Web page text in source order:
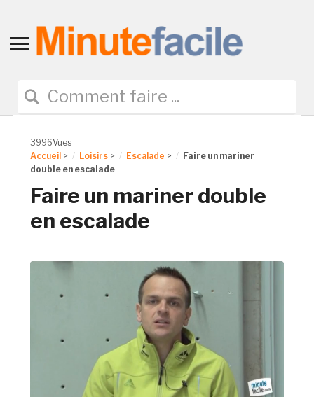
Toggle
navigation
3996Vues
Accueil > Loisirs > Escalade >
Faire un mariner
double en escalade
Faire un mariner double
en escalade